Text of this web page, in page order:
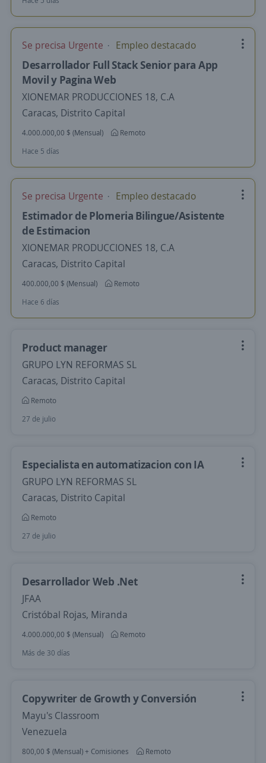
Se precisa Urgente Empleo destacado
Desarrollador Full Stack Senior para App
Movil y Pagina Web
XIONEMAR PRODUCCIONES 18, C.A
Caracas, Distrito Capital
4.000.000,00 $ (Mensual)
Remoto
Hace 5 días
Se precisa Urgente Empleo destacado
Estimador de Plomeria Bilingue/Asistente
de Estimacion
XIONEMAR PRODUCCIONES 18, C.A
Caracas, Distrito Capital
400.000,00 $ (Mensual)
Remoto
Hace 6 días
Product manager
GRUPO LYN REFORMAS SL
Caracas, Distrito Capital
Remoto
27 de julio
Especialista en automatizacion con IA
GRUPO LYN REFORMAS SL
Caracas, Distrito Capital
Remoto
27 de julio
Desarrollador Web .Net
JFAA
Cristóbal Rojas, Miranda
4.000.000,00 $ (Mensual)
Remoto
Más de 30 días
Copywriter de Growth y Conversión
Mayu's Classroom
Venezuela
800,00 $ (Mensual) + Comisiones
Remoto